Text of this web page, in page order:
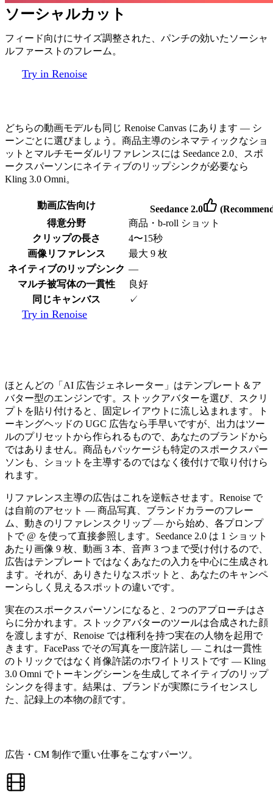
ソーシャルカット
フィード向けにサイズ調整された、パンチの効いたソーシャ
ルファーストのフレーム。
Try in Renoise
どちらの動画モデルも同じ Renoise Canvas にあります — シ
ーンごとに選びましょう。商品主導のシネマティックなショ
ットとマルチモーダルリファレンスには Seedance 2.0、スポ
ークスパーソンにネイティブのリップシンクが必要なら
Kling 3.0 Omni。
動画広告向け Seedance 2.0
得意分野
商品・b-roll ショット
クリップの長さ
4〜15秒
画像リファレンス
最大 9 枚
ネイティブのリップシンク —
マルチ被写体の一貫性
良好
同じキャンバス
✓
Try in Renoise
ほとんどの「AI 広告ジェネレーター」はテンプレート＆ア
バター型のエンジンです。ストックアバターを選び、スクリ
プトを貼り付けると、固定レイアウトに流し込まれます。ト
ーキングヘッドの UGC 広告なら手早いですが、出力はツー
ルのプリセットから作られるもので、あなたのブランドから
ではありません。商品もパッケージも特定のスポークスパー
ソンも、ショットを主導するのではなく後付けで取り付けら
れます。
リファレンス主導の広告はこれを逆転させます。Renoise で
は自前のアセット — 商品写真、ブランドカラーのフレー
ム、動きのリファレンスクリップ — から始め、各プロンプ
トで @ を使って直接参照します。Seedance 2.0 は 1 ショット
あたり画像 9 枚、動画 3 本、音声 3 つまで受け付けるので、
広告はテンプレートではなくあなたの入力を中心に生成され
ます。それが、ありきたりなスポットと、あなたのキャンペ
ーンらしく見えるスポットの違いです。
実在のスポークスパーソンになると、2 つのアプローチはさ
らに分かれます。ストックアバターのツールは合成された顔
を渡しますが、Renoise では権利を持つ実在の人物を起用で
きます。FacePass でその写真を一度許諾し — これは一貫性
のトリックではなく肖像許諾のホワイトリストです — Kling
3.0 Omni でトーキングシーンを生成してネイティブのリップ
シンクを得ます。結果は、ブランドが実際にライセンスし
た、記録上の本物の顔です。
広告・CM 制作で重い仕事をこなすパーツ。